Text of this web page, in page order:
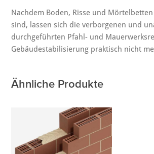
Nachdem Boden, Risse und
sind, lassen sich die verborgenen und
durchgeführten Pfahl- und
Gebäudestabilisierung praktisch nicht
Ähnliche Produkte